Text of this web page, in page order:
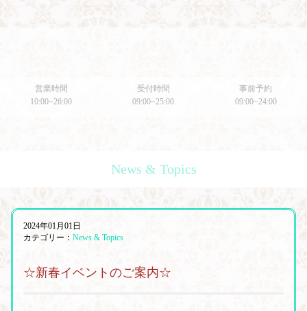
営業時間
10:00~26:00
受付時間
09:00~25:00
事前予約
09:00~24:00
News & Topics
2024年01月01日
カテゴリー： News & Topics
☆新春イベントのご案内☆